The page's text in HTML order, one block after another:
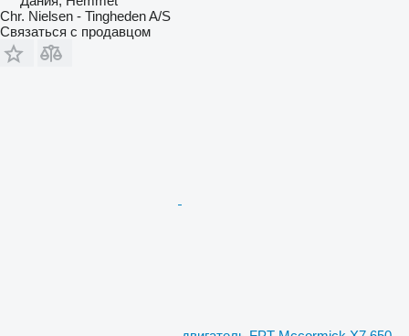
Chr. Nielsen - Tingheden A/S
Связаться с продавцом